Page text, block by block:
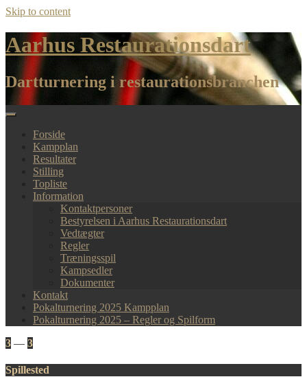
Skip to content
Aarhus Restaurationsdart
Dartturnering i restaurationsbranchen
Forside
Kampplan
Resultater
Stilling
Topliste
Information
Kontaktpersoner
Bestyrelsen i Aarhus Restaurationsdart
Vedtægter
Regler
Træningsspil
Kampsedler
Dokumenter
Kontakt
Pokalturnering 2025 Kampplan
Pokalturnering 2025 – Regler og Spilform
3 — 3
Spillested